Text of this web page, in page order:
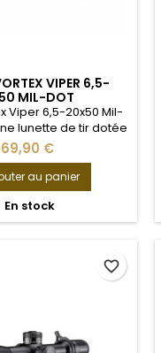
VIPER 6,5-
MIL-DOT
Viper 6,5-20x50 Mil-
lunette de tir dotée
aux
exceptionnelles,
lentilles entièrement
offrant 95 % de
un système
précision pour
Precision Glide,
€
au panier
En stock
favorite_border